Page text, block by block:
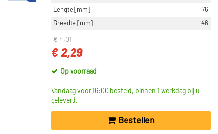
Lengte [mm]
76
Breedte [mm]
46
€ 4,01
€ 2,29
Op voorraad
Vandaag voor 16:00 besteld, binnen 1 werkdag bij u
geleverd.
Bestellen